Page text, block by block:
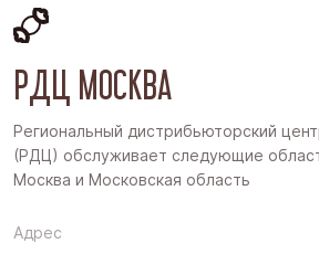
Восточная Сибирь
Дальний Восток
Поволжье
Урал
РДЦ МОСКВА
Региональный дистрибьюторский
(РДЦ) обслуживает следующие
Москва и Московская область
Адрес